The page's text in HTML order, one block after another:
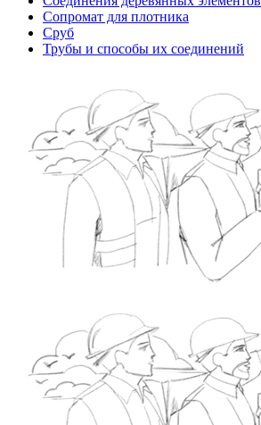
Сопромат для плотника
Сруб
Трубы и способы их соединений